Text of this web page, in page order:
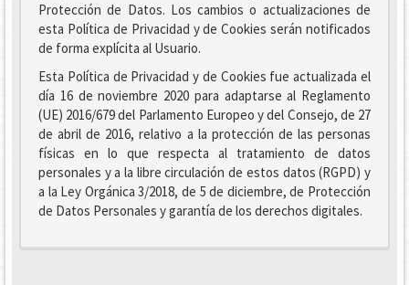
Protección de Datos. Los cambios o actualizaciones de
esta Política de Privacidad y de Cookies serán notificados
de forma explícita al Usuario.
Esta Política de Privacidad y de Cookies fue actualizada el
día 16 de noviembre 2020 para adaptarse al Reglamento
(UE) 2016/679 del Parlamento Europeo y del Consejo, de 27
de abril de 2016, relativo a la protección de las personas
físicas en lo que respecta al tratamiento de datos
personales y a la libre circulación de estos datos (RGPD) y
a la Ley Orgánica 3/2018, de 5 de diciembre, de Protección
de Datos Personales y garantía de los derechos digitales.